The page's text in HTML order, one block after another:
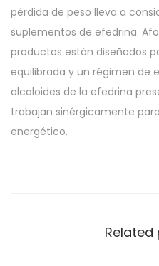
pérdida de peso lleva a
suplementos de efedrina.
productos están diseñados
equilibrada y un régimen de
alcaloides de la efedrina
trabajan sinérgicamente
energético.